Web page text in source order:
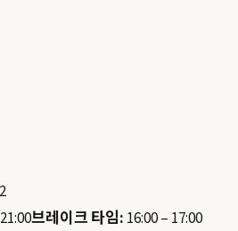
브레이크 타임: 16:00 – 17:00